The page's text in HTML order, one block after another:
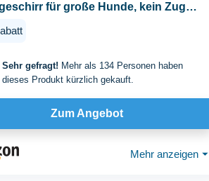
für große Hunde, kein Zug
Sehr gefragt! Mehr als 134 Personen haben
dieses Produkt kürzlich gekauft.
Zum Angebot
Mehr anzeigen ⏷